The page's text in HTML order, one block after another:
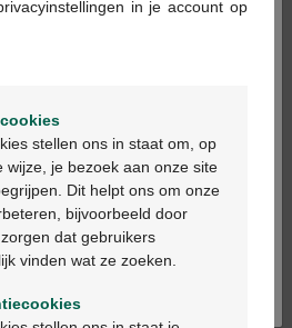
commandé avant 12h, livré
votre pharmacie Multipharma
gratuite à partir de 55 €
ou
Bienvenue
in het nederlands
en français
in je account op
stellen ons in staat om, op
wijze, je bezoek aan onze site
Dit helpt ons om onze
bijvoorbeeld door
dat gebruikers
vinden wat ze zoeken.